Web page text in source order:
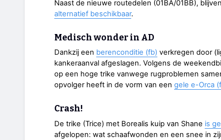
Naast de nieuwe routedelen (01BA/01BB),
alternatief beschikbaar.
Medisch wonder in AD
Dankzij een berenconditie (fb) verkregen door
kankeraanval afgeslagen. Volgens de
op een hoge trike vanwege rugproblemen
opvolger heeft in de vorm van een gele e-Orca
Crash!
De trike (Trice) met Borealis kuip van Shane is
afgelopen: wat schaafwonden en een snee in